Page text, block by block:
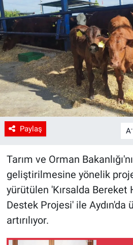
Paylaş A-
Tarım ve Orman
geliştirilmesine yönelik
yürütülen 'Kırsalda Bereket
Destek Projesi' ile
artırılıyor.